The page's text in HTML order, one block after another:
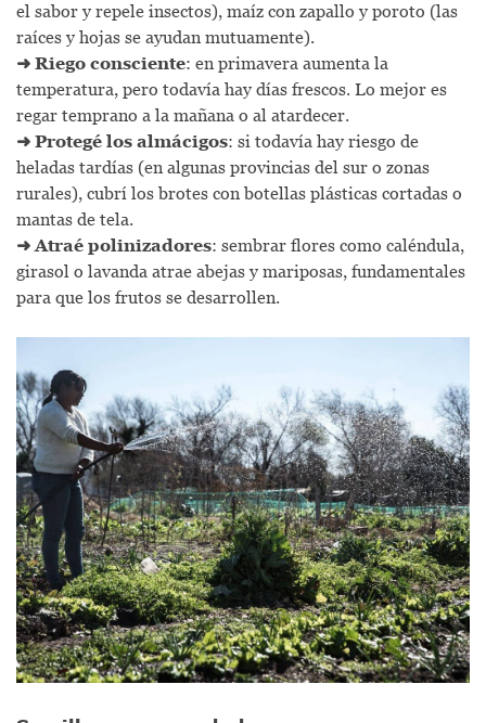
el sabor y repele insectos), maíz con zapallo y poroto (las
raíces y hojas se ayudan mutuamente).
➜ Riego consciente: en primavera aumenta la
temperatura, pero todavía hay días frescos. Lo mejor es
regar temprano a la mañana o al atardecer.
➜ Protegé los almácigos: si todavía hay riesgo de
heladas tardías (en algunas provincias del sur o zonas
rurales), cubrí los brotes con botellas plásticas cortadas o
mantas de tela.
➜ Atraé polinizadores: sembrar flores como caléndula,
girasol o lavanda atrae abejas y mariposas, fundamentales
para que los frutos se desarrollen.